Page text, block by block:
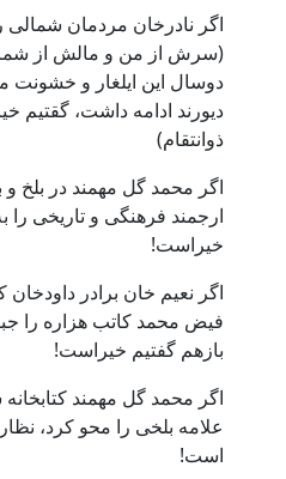
اگر نادرخان مردمان شمالی
(سرش از من و مالش از
دوسال این ایلغار و
دیورند ادامه داشت، گقتیم
ذوانتقام)
اگر محمد گل مهمند در بلخ
ارجمند فرهنگی و تاریخی را
خیراست!
اگر نعیم خان برادر داودخان
فیض محمد کاتب هزاره را
بازهم گفتیم خیراست!
اگر محمد گل مهمند
علامه بلخی را محو کرد،
است!